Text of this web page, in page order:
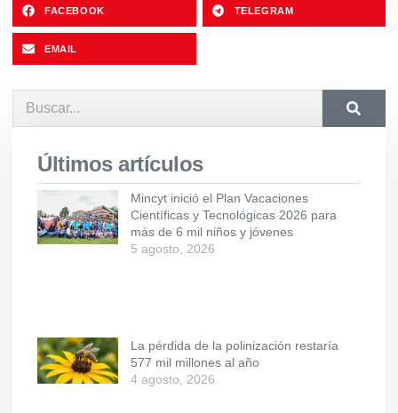
FACEBOOK TELEGRAM
EMAIL
Últimos artículos
Mincyt inició el Plan Vacaciones
Científicas y Tecnológicas 2026 para
más de 6 mil niños y jóvenes
5 agosto, 2026
La pérdida de la polinización restaría
577 mil millones al año
4 agosto, 2026